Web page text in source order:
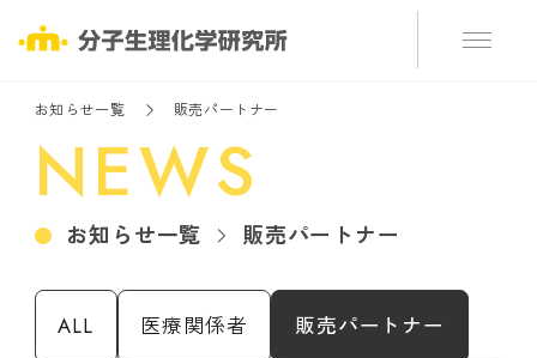
お知らせ一覧 販売パートナー
NEWS
お知らせ一覧 販売パートナー
ALL 医療関係者 販売パートナー